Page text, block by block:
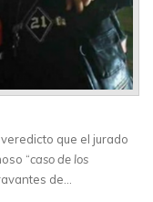
que el jurado
“caso de los
de…